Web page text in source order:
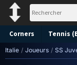
Corners Tennis
Italie / Joueurs / SS